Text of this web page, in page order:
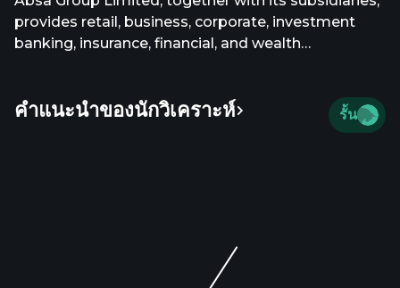
คำแนะนำของนักวิเคราะห์ รั้น
provides retail, business, corporate, investment
banking, insurance, financial, and wealth
non-life insurance products; residential property-
related finance solutions; mortgages; vehicle and
and financial advisory, stockbroking and portfolio
management, and trust administrative services. In